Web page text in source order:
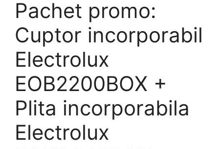
Pachet promo:
Cuptor incorporabil
Electrolux
EOB2200BOX +
Plita incorporabila
Electrolux